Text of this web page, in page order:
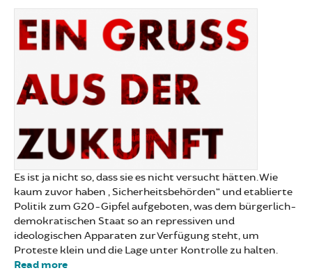
Es ist ja nicht so, dass sie es nicht versucht hätten. Wie
kaum zuvor haben „Sicherheitsbehörden“ und etablierte
Politik zum G20-Gipfel aufgeboten, was dem bürgerlich-
demokratischen Staat so an repressiven und
ideologischen Apparaten zur Verfügung steht, um
Proteste klein und die Lage unter Kontrolle zu halten.
Read more